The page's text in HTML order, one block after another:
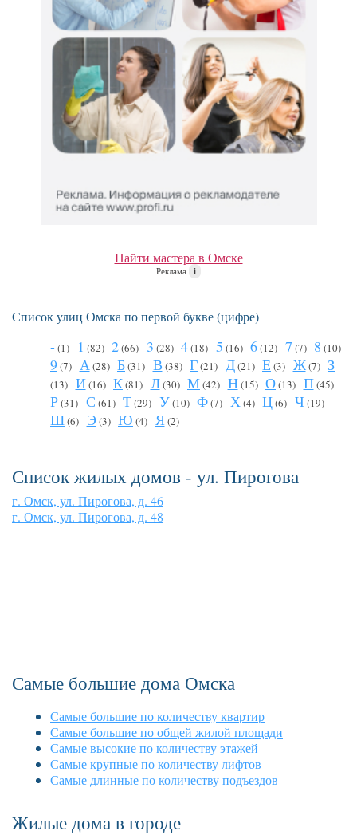
Найти мастера в Омске
Реклама i
Список улиц Омска по первой букве (цифре)
-(1) 1 (82) 2(66) 3 (28) 4(18) 5 (16) 6(12) 7 (7) 8 (10)
9(7) А(28) Б(31) В (38) Г(21) Д(21) Е (3) Ж(7) З
(13) И(16) К(81) Л(30) М(42) Н(15) О(13) П(45)
Р(31) С (61) Т(29) У(10) Ф(7) Х(4) Ц(6) Ч (19)
Ш(6) Э (3) Ю (4) Я(2)
Список жилых домов - ул. Пирогова
г. Омск, ул. Пирогова, д. 46
г. Омск, ул. Пирогова, д. 48
Самые большие дома Омска
Самые большие по количеству квартир
Самые большие по общей жилой площади
Самые высокие по количеству этажей
Самые крупные по количеству лифтов
Самые длинные по количеству подъездов
Жилые дома в городе